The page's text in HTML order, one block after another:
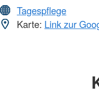
Tagespflege
Karte: Link zur